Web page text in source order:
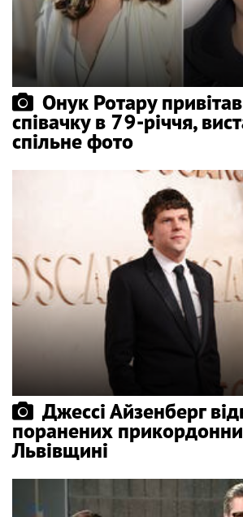
Онук Ротару привітав
співачку в 79-річчя,
спільне фото
Джессі Айзенберг
поранених
Львівщині